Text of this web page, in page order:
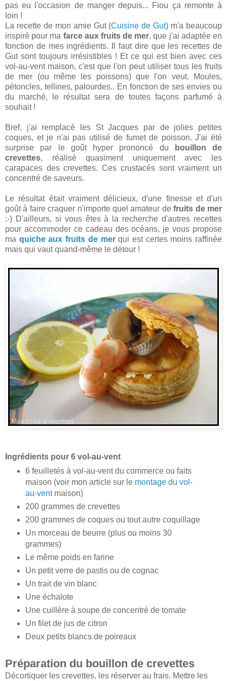
pas eu l'occasion de manger depuis... Fiou ça remonte à
loin !
La recette de mon amie Gut (Cuisine de Gut) m'a beaucoup
inspiré pour ma farce aux fruits de mer, que j'ai adaptée en
fonction de mes ingrédients. Il faut dire que les recettes de
Gut sont toujours irrésistibles ! Et ce qui est bien avec ces
vol-au-vent maison, c'est que l'on peut utiliser tous les fruits
de mer (ou même les poissons) que l'on veut. Moules,
pétoncles, tellines, palourdes.. En fonction de ses envies ou
du marché, le résultat sera de toutes façons parfumé à
souhait !
Bref, j'ai remplacé les St Jacques par de jolies petites
coques, et je n'ai pas utilisé de fumet de poisson. J'ai été
surprise par le goût hyper prononcé du
bouillon de
crevettes, réalisé quasiment uniquement avec les
carapaces des crevettes. Ces crustacés sont vraiment un
concentré de saveurs.
Le résultat était vraiment délicieux, d'une finesse et d'un
goût à faire craquer n'importe quel amateur defruits de mer
:-) D'ailleurs, si vous êtes à la recherche d'autres recettes
pour accommoder ce cadeau des océans, je vous propose
ma quiche aux fruits de merqui est certes moins raffinée
mais qui vaut quand-même le détour !
Ingrédients pour 6 vol-au-vent
6 feuilletés à vol-au-vent du commerce ou faits
maison (voir mon article sur le montage du vol-
au-ventmaison)
200 grammes de crevettes
200 grammes de coques ou tout autre coquillage
Un morceau de beurre (plus ou moins 30
grammes)
Le même poids en farine
Un petit verre de pastis ou de cognac
Un trait de vin blanc
Une échalote
Une cuillère à soupe de concentré de tomate
Un filet de jus de citron
Deux petits blancs de poireaux
Préparation du bouillon de crevettes
Décortiquer les crevettes, les réserver au frais. Mettre les